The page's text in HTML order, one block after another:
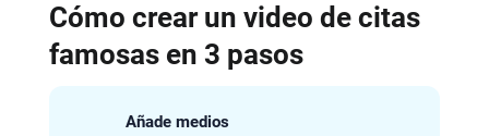
Cómo crear un video de citas
famosas en 3 pasos
Añade medios